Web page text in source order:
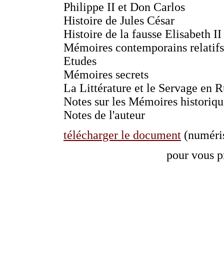
Philippe II et Don Carlos
Histoire de Jules César
Histoire de la fausse Elisabeth II
Mémoires contemporains
Etudes
Mémoires secrets
La Littérature et le Servage en
Notes sur les Mémoires
Notes de l'auteur
télécharger le document
pour vous